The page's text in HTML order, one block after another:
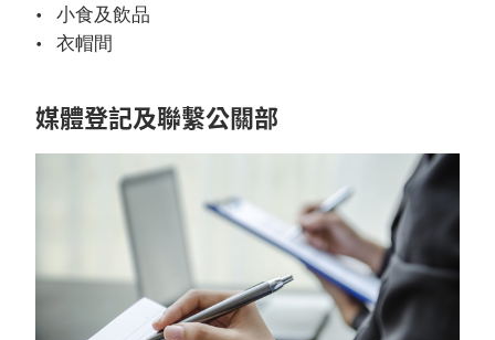
小食及飲品
衣帽間
媒體登記及聯繫公關部